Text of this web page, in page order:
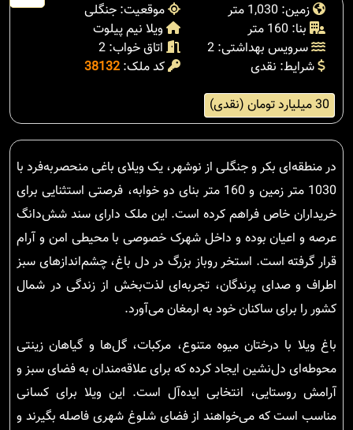
زمین: 1,030 متر
موقعیت: جنگلی
بنا: 160 متر
ویلا نیم پیلوت
سرویس بهداشتی: 2
اتاق خواب: 2
شرایط: نقدی
کد ملک: 38132
30 میلیارد تومان (نقدی)
در منطقه‌ای بکر و جنگلی از نوشهر، یک ویلای باغی منحصربه‌فرد با
1030 متر زمین و 160 متر بنای دو خوابه، فرصتی استثنایی برای
خریداران خاص فراهم کرده است. این ملک دارای سند شش‌دانگ
عرصه و اعیان بوده و داخل شهرک خصوصی با محیطی امن و آرام
قرار گرفته است. استخر روباز بزرگ در دل باغ، چشم‌اندازهای سبز
اطراف و صدای پرندگان، تجربه‌ای لذت‌بخش از زندگی در شمال
کشور را برای ساکنان خود به ارمغان می‌آورد.
باغ ویلا با درختان میوه متنوع، مرکبات، گل‌ها و گیاهان زینتی
محوطه‌ای دل‌نشین ایجاد کرده که برای علاقه‌مندان به فضای سبز و
آرامش روستایی، انتخابی ایده‌آل است. این ویلا برای کسانی
مناسب است که می‌خواهند از فضای شلوغ شهری فاصله بگیرند و